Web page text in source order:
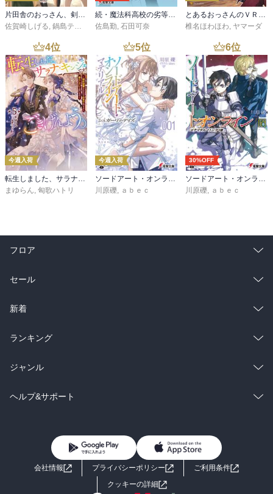
片田舎のおっさん、剣聖になる 11 ～ただの田舎の剣術師範だったのに、大成した弟子たちが俺を放ってくれない件～
佐賀崎しげる, 鍋島テツヒロ
続・魔法科高校の劣等生 メイジアン・カンパニー(11)
佐島勤, 石田可奈
とあるおっさんのＶＲＭＭＯ活動記34
椎名ほわほわ, ヤマーダ
4位
今週入荷
転生しました、サラナ・キンジェです。ごきげんよう。５ ～婚約破棄されたので田舎で気ままに暮らしたいと思います～【電子書店共通特典SS付】
まゆらん, 匈歌ハトリ
5位
今週入荷
ソードアート・オンライン マテリアル１ シュガーリィ・デイズ
川原礫, ａｂｅｃ
6位
30%OFF
ソードアート・オンライン29 ユナイタル・リングVIII
川原礫, ａｂｅｃ
フロア
総合
ラノベ
雑誌・グラビア
BL・TL
セール
総合
ラノベ
雑誌・グラビア
BL・TL
新着
総合
ラノベ
雑誌・グラビア
ランキング
総合
ラノベ
ジャンル
コミック
ライトノベル 男子向けラノベ
小説
ヘルプ&サポート
よくあるご質問 お問い合わせ
会社情報 プライバシーポリシー
ご利用条件
クッキーの詳細